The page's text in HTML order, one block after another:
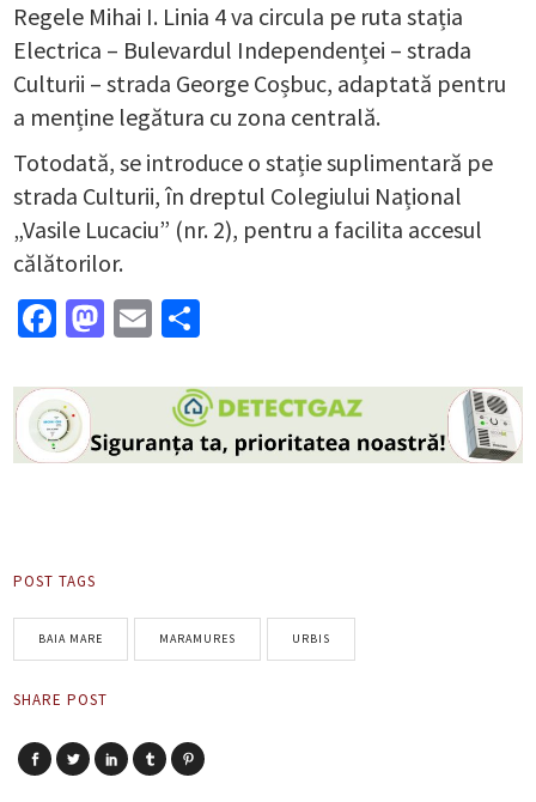
Regele Mihai I. Linia 4 va circula pe ruta stația
Electrica – Bulevardul Independenței – strada
Culturii – strada George Coșbuc, adaptată pentru
a menține legătura cu zona centrală.
Totodată, se introduce o stație suplimentară pe
strada Culturii, în dreptul Colegiului Național
„Vasile Lucaciu” (nr. 2), pentru a facilita accesul
călătorilor.
Facebook
Mastodon
Email
POST TAGS
BAIA MARE MARAMURES URBIS
SHARE POST